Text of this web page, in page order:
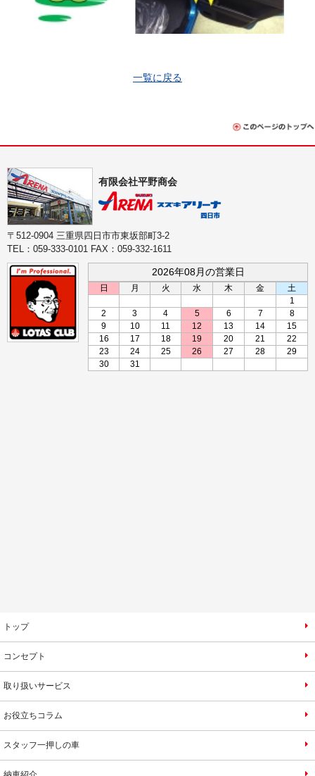
一覧に戻る
有限会社平野商会
〒512-0904 三重県四日市市東坂部町3-2
TEL：059-333-0101 FAX：059-332-1611
2026年08月の営業日
日 月 火 水 木 金
土
1
2
3 4 5 6 7
8
9
10 11 12 13 14
15
16
17 18 19 20 21
22
23
24 25 26 27 28
29
30
31
トップ
コンセプト
取り扱いサービス
お役立ちコラム
スタッフ一押しの車